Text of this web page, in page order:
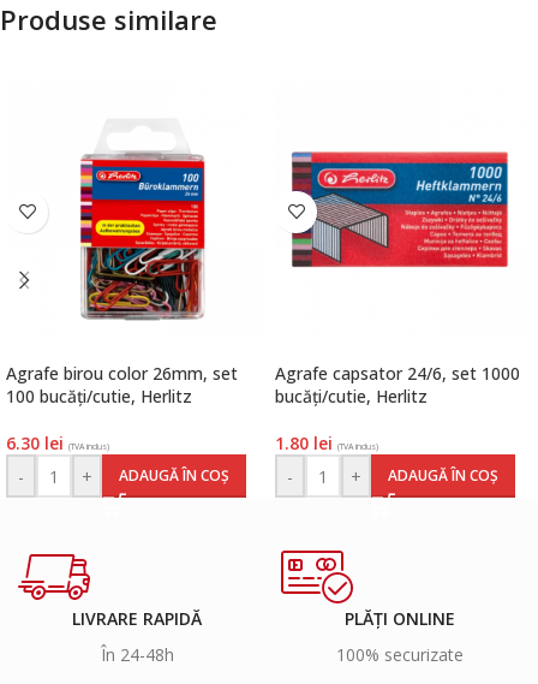
Produse similare
Agrafe birou color 26mm, set
100 bucăți/cutie, Herlitz
6.30 lei (TVA inclus)
- + ADAUGĂ ÎN COȘ
Agrafe capsator 24/6, set 1000
bucăți/cutie, Herlitz
1.80 lei (TVA inclus)
- + ADAUGĂ ÎN COȘ
LIVRARE RAPIDĂ
În 24-48h
PLĂȚI ONLINE
100% securizate